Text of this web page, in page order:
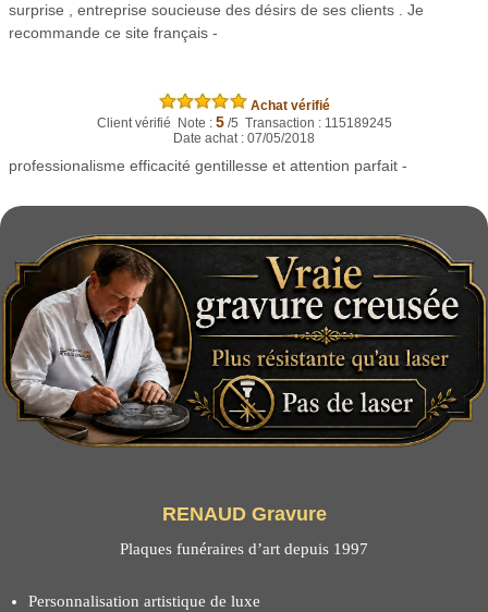
surprise , entreprise soucieuse des désirs de ses clients . Je
recommande ce site français -
Achat vérifié
Client vérifié Note : 5/5 Transaction : 115189245
Date achat : 07/05/2018
professionalisme efficacité gentillesse et attention parfait -
RENAUD Gravure
Plaques funéraires d’art depuis 1997
Personnalisation artistique de luxe